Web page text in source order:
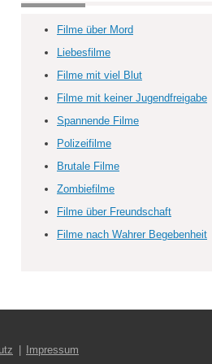
Filme über Mord
Liebesfilme
Filme mit viel Blut
Filme mit keiner Jugendfreigabe
Spannende Filme
Polizeifilme
Brutale Filme
Zombiefilme
Filme über Freundschaft
Filme nach Wahrer Begebenheit
Impressum